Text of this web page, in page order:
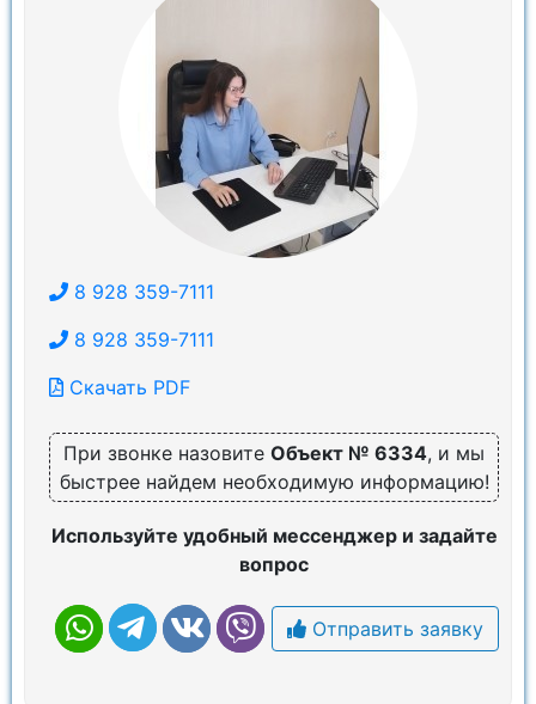
8 928 359-7111
8 928 359-7111
Скачать PDF
При звонке назовите Объект № 6334, и мы
быстрее найдем необходимую информацию!
Используйте удобный мессенджер и задайте
вопрос
Отправить заявку